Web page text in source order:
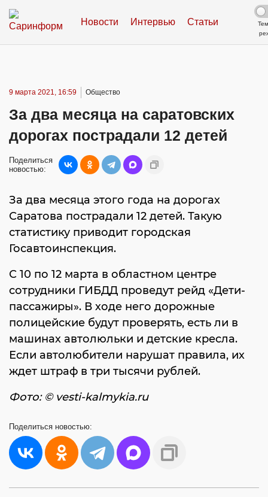
Новости Интервью Статьи
9 марта 2021, 16:59 Общество
За два месяца на саратовских
дорогах пострадали 12 детей
Поделиться
новостью:
За два месяца этого года на дорогах
Саратова пострадали 12 детей. Такую
статистику приводит городская
Госавтоинспекция.
С 10 по 12 марта в областном центре
сотрудники ГИБДД проведут рейд «Дети-
пассажиры». В ходе него дорожные
полицейские будут проверять, есть ли в
машинах автолюльки и детские кресла.
Если автолюбители нарушат правила, их
ждет штраф в три тысячи рублей.
Фото: © vesti-kalmykia.ru
Поделиться новостью: